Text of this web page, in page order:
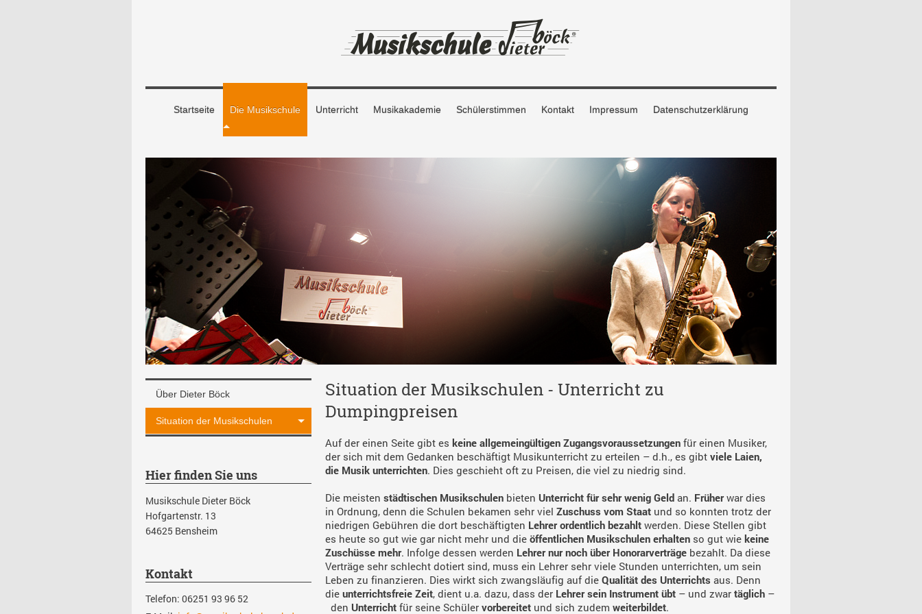
Startseite Die Musikschule Unterricht Musikakademie Schülerstimmen Kontakt Impressum Datenschutzerklärung
Situation der Musikschulen - Unterricht zu
Dumpingpreisen
Auf der einen Seite gibt eskeine allgemeingültigen Zugangsvoraussetzungen für einen Musiker,
der sich mit dem Gedanken beschäftigt Musikunterricht zu erteilen – d.h., es gibtviele Laien,
die Musik unterrichten. Dies geschieht oft zu Preisen, die viel zu niedrig sind.
Die meistenstädtischen Musikschulen bietenUnterricht für sehr wenig Geld an. Früherwar dies
in Ordnung, denn die Schulen bekamen sehr vielZuschuss vom Staat und so konnten trotz der
niedrigen Gebühren die dort beschäftigten Lehrer ordentlich bezahlt werden. Diese Stellen gibt
es heute so gut wie gar nicht mehr und dieöffentlichen Musikschulen erhalten so gut wiekeine
Zuschüsse mehr. Infolge dessen werden Lehrer nur noch über Honorarverträge bezahlt. Da diese
Verträge sehr schlecht dotiert sind, muss ein Lehrer sehr viele Stunden unterrichten, um sein
Leben zu finanzieren. Dies wirkt sich zwangsläufig auf dieQualität des Unterrichts aus. Denn
dieunterrichtsfreie Zeit, dient u.a. dazu, dass der Lehrer sein Instrument übt – und zwartäglich –
denUnterricht für seine Schülervorbereitet und sich zudemweiterbildet.
Über Dieter Böck
Situation der Musikschulen
Hier finden Sie uns
Musikschule Dieter Böck
Hofgartenstr. 13
64625 Bensheim
Kontakt
Telefon: 06251 93 96 52